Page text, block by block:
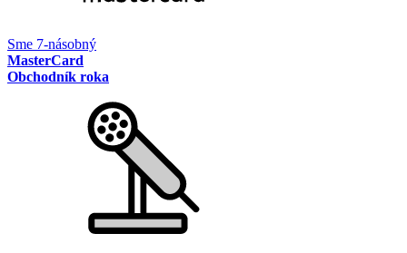
Sme 7-násobný
MasterCard
Obchodník roka